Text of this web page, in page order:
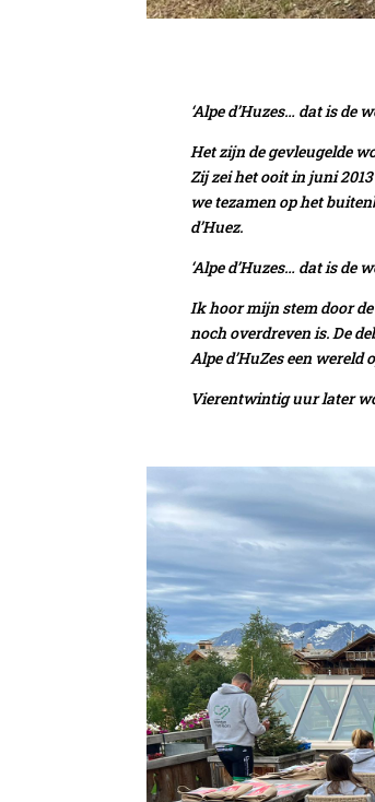
‘Alpe d’Huzes… dat is de
Het zijn de gevleugelde
Zij zei het ooit in juni
we tezamen op het
d’Huez.
‘Alpe d’Huzes… dat is de
Ik hoor mijn stem door
noch overdreven is. De
Alpe d’HuZes een wereld
Vierentwintig uur later